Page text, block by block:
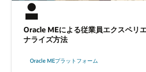
Oracle MEによる従業員エクスペリ
ナライズ方法
Oracle MEプラットフォーム